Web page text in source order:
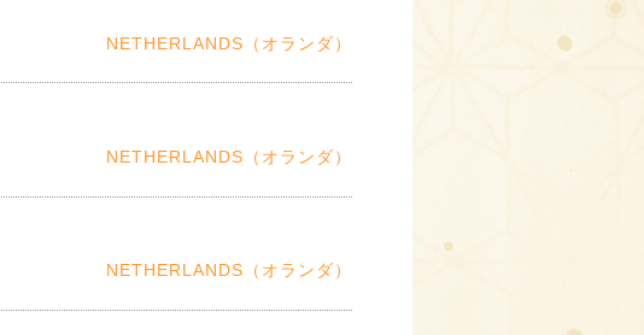
NETHERLANDS（オランダ）
NETHERLANDS（オランダ）
NETHERLANDS（オランダ）